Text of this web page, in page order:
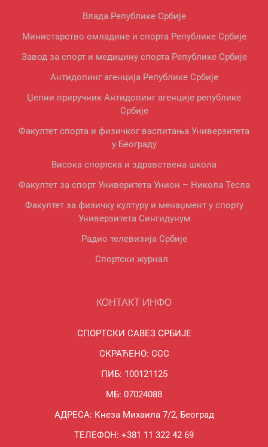
Влада Републике Србије
Министарство омладине и спорта Републике Србије
Завод за спорт и медицину спорта Републике Србије
Антидопинг агенција Републике Србије
Џепни приручник Антидопинг агенције републике
Србије
Факултет спорта и физичког васпитања Универзитета
у Београду
Висока спортска и здравствена школа
Факултет за спорт Универитета Унион – Никола Тесла
Факултет за физичку културу и менаџмент у спорту
Универзитета Сингидунум
Радио телевизија Србије
Спортски журнал
КОНТАКТ ИНФО
СПОРТСКИ САВЕЗ СРБИЈЕ
СКРАЋЕНО: ССС
ПИБ: 100121125
МБ: 07024088
АДРЕСА: Кнеза Михаила 7/2, Београд
ТЕЛЕФОН: +381 11 322 42 69